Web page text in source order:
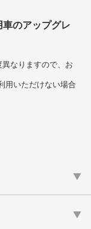
のアップグレ
なりますので、お
用いただけない場合